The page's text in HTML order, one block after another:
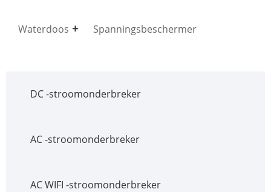
Waterdoos Spanningsbeschermer
DC -stroomonderbreker
AC -stroomonderbreker
AC WIFI -stroomonderbreker